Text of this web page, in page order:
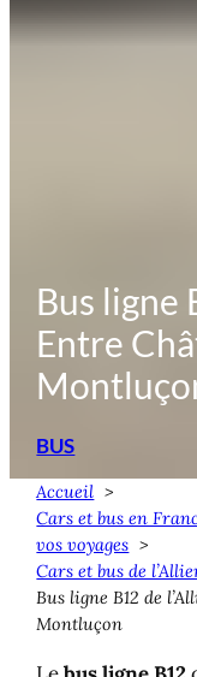
Bus ligne
Entre
BUS
Accueil
Cars et bus en
vos voyages
Cars et bus de
Bus ligne B12 de
Montluçon